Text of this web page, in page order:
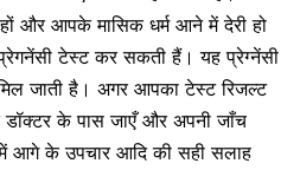
और आपके मासिक धर्म आने में देरी हो
टेस्ट कर सकती हैं। यहप्रेग्नेंसी
जाती है। अगर आपका टेस्ट रिजल्ट
के पास जाएँ और अपनी जाँच
में आगे के उपचार आदि की सही सलाह